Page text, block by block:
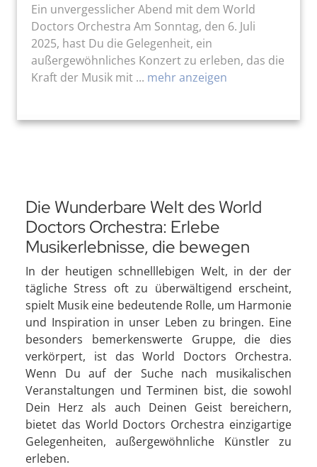
Ein unvergesslicher Abend mit dem World
Doctors Orchestra Am Sonntag, den 6. Juli
2025, hast Du die Gelegenheit, ein
außergewöhnliches Konzert zu erleben, das die
Kraft der Musik mit ... mehr anzeigen
Die Wunderbare Welt des World
Doctors Orchestra: Erlebe
Musikerlebnisse, die bewegen
In der heutigen schnelllebigen Welt, in der der
tägliche Stress oft zu überwältigend erscheint,
spielt Musik eine bedeutende Rolle, um Harmonie
und Inspiration in unser Leben zu bringen. Eine
besonders bemerkenswerte Gruppe, die dies
verkörpert, ist das World Doctors Orchestra.
Wenn Du auf der Suche nach musikalischen
Veranstaltungen und Terminen bist, die sowohl
Dein Herz als auch Deinen Geist bereichern,
bietet das World Doctors Orchestra einzigartige
Gelegenheiten, außergewöhnliche Künstler zu
erleben.